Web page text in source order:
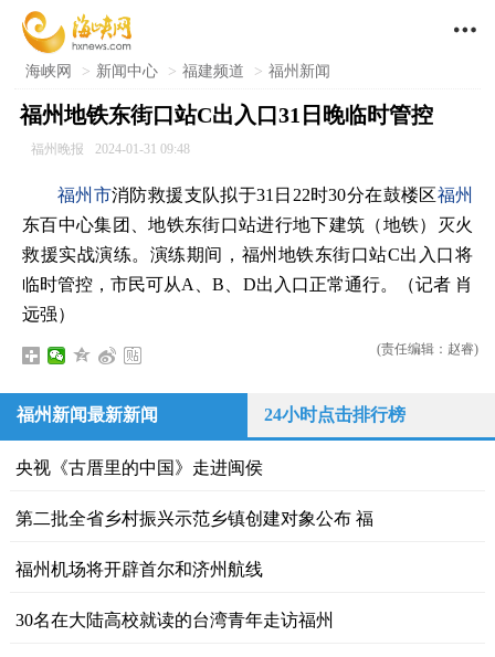

海峡网 > 新闻中心 > 福建频道 > 福州新闻
福州地铁东街口站C出入口31日晚临时管控
福州晚报 2024-01-31 09:48
福州市消防救援支队拟于31日22时30分在鼓楼区福州
东百中心集团、地铁东街口站进行地下建筑（地铁）灭火
救援实战演练。演练期间，福州地铁东街口站C出入口将
临时管控，市民可从A、B、D出入口正常通行。（记者 肖
远强）
(责任编辑：赵睿)
福州新闻最新新闻 24小时点击排行榜
央视《古厝里的中国》走进闽侯
第二批全省乡村振兴示范乡镇创建对象公布 福
福州机场将开辟首尔和济州航线
30名在大陆高校就读的台湾青年走访福州